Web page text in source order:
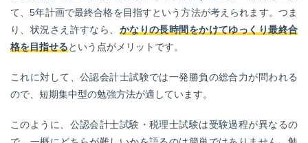
て、5年計画で最終合格を目指すという方法が考えられます。つま
り、状況さえ許すなら、 かなりの長時間をかけてゆっくり最終合
格を目指せるという点がメリットです。
これに対して、公認会計士試験では一発勝負の総合力が問われる
ので、短期集中型の勉強方法が適しています。
このように、公認会計士試験・税理士試験は受験過程が異なるの